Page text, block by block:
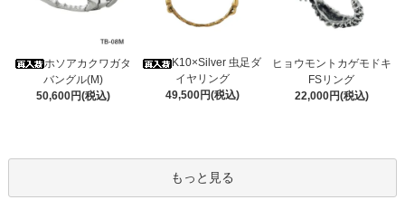
ホソアカクワガタ
バングル(M)
50,600円(税込)
K10×Silver 虫足ダ
イヤリング
49,500円(税込)
ヒョウモントカゲモドキ
FSリング
22,000円(税込)
もっと見る